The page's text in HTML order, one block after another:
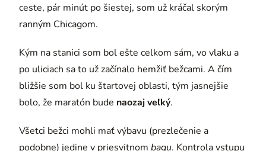
ceste, pár minút po šiestej, som už kráčal skorým
ranným Chicagom.
Kým na stanici som bol ešte celkom sám, vo vlaku a
po uliciach sa to už začínalo hemžiť bežcami. A čím
bližšie som bol ku štartovej oblasti, tým jasnejšie
bolo, že maratón bude naozaj veľký.
Všetci bežci mohli mať výbavu (prezlečenie a
podobne) jedine v priesvitnom bagu. Kontrola vstupu